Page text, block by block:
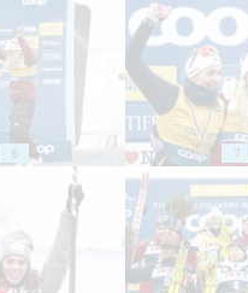
6 7